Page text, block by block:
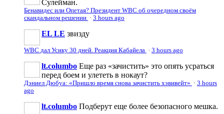
Сулейман.
Бенавидес или Опетая? Президент WBC об очередном своём
скандальном решении · 3 hours ago
EL LE звизду
WBC дал Усику 30 дней. Реакция Кабайела · 3 hours ago
lt.columbo Еще раз «зачистить» это опять усраться
перед боем и улететь в нокаут?
Дэниел Дюбуа: «Пришло время снова зачистить хэвивейт» · 3 hours
ago
lt.columbo Подберут еще более безопасного мешка.